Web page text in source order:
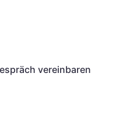
vereinbaren